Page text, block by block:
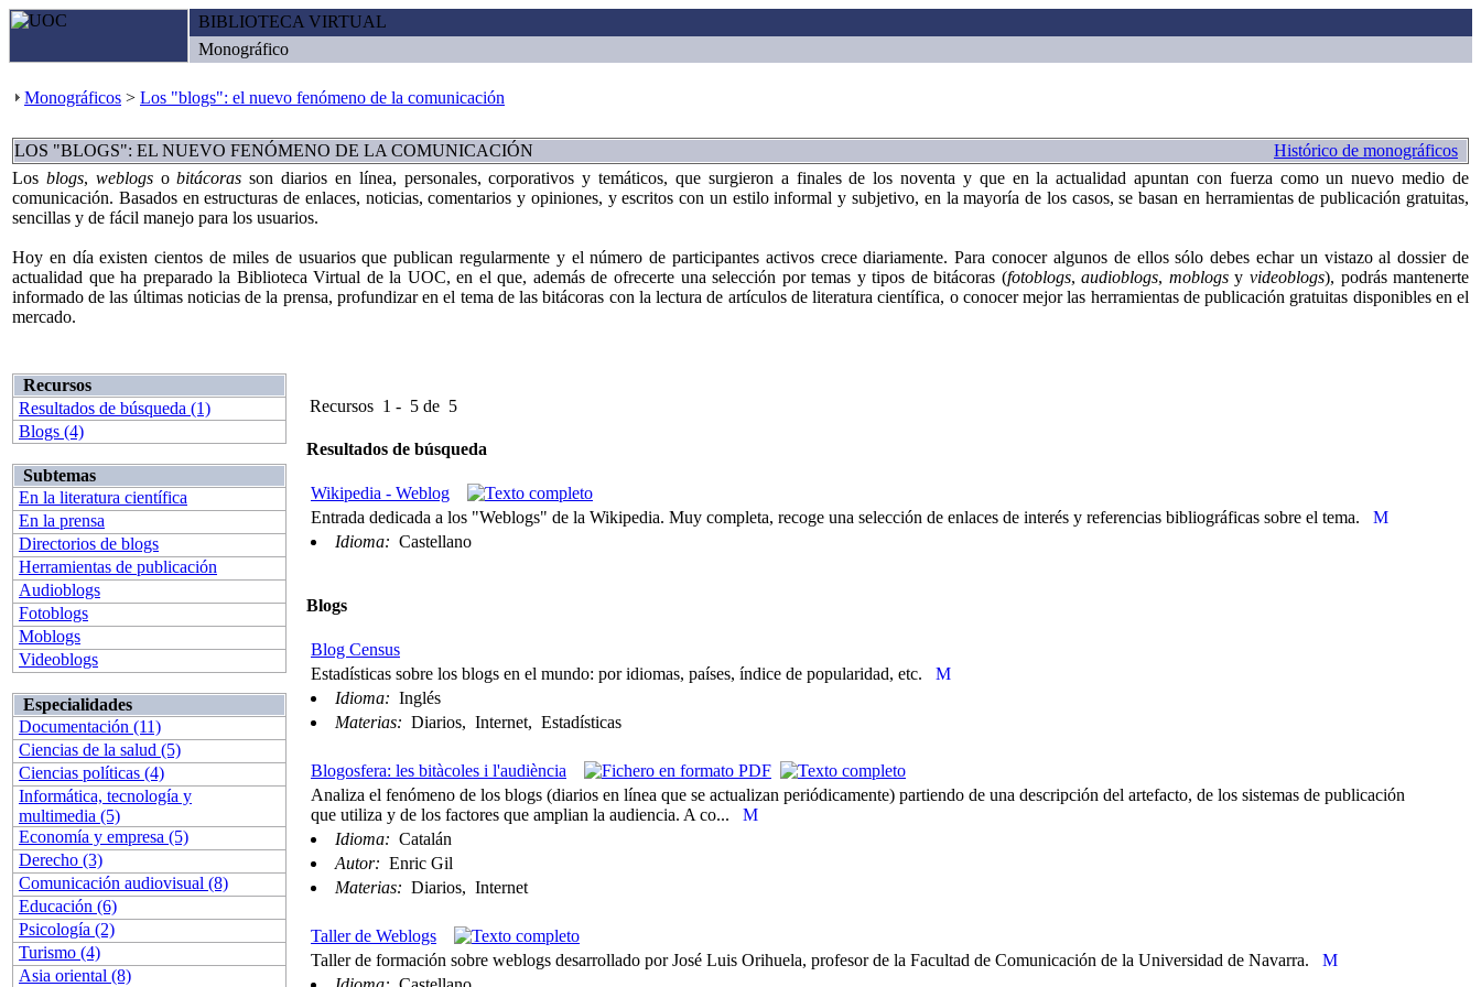
BIBLIOTECA VIRTUAL
Monográfico
Monográficos > Los "blogs": el nuevo fenómeno de la comunicación
LOS "BLOGS": EL NUEVO FENÓMENO DE LA COMUNICACIÓN
Histórico de monográficos
Los blogs, weblogsobitácoras son diarios en línea, personales, corporativos y temáticos, que surgieron a finales de los noventa y que en la actualidad apuntan con fuerza como un nuevo medio de
comunicación. Basados en estructuras de enlaces, noticias, comentarios y opiniones, y escritos con un estilo informal y subjetivo, en la mayoría de los casos, se basan en herramientas de publicación gratuitas,
sencillas y de fácil manejo para los usuarios.
Hoy en día existen cientos de miles de usuarios que publican regularmente y el número de participantes activos crece diariamente. Para conocer algunos de ellos sólo debes echar un vistazo al dossier de
actualidad que ha preparado la Biblioteca Virtual de la UOC, en el que, además de ofrecerte una selección por temas y tipos de bitácoras (fotoblogs,audioblogs, moblogsy videoblogs), podrás mantenerte
informado de las últimas noticias de la prensa, profundizar en el tema de las bitácoras con la lectura de artículos de literatura científica, o conocer mejor las herramientas de publicación gratuitas disponibles en el
mercado.
Recursos
Resultados de búsqueda (1)
Blogs (4)
Subtemas
En la literatura científica
En la prensa
Directorios de blogs
Herramientas de publicación
Audioblogs
Fotoblogs
Moblogs
Videoblogs
Especialidades
Documentación (11)
Ciencias de la salud (5)
Ciencias políticas (4)
Informática, tecnología y
multimedia (5)
Economía y empresa (5)
Derecho (3)
Comunicación audiovisual (8)
Educación (6)
Psicología (2)
Turismo (4)
Asia oriental (8)
Recursos 1 - 5 de 5
Resultados de búsqueda
Wikipedia - Weblog
Entrada dedicada a los "Weblogs" de la Wikipedia. Muy completa, recoge una selección de enlaces de interés y referencias bibliográficas sobre el tema.
Idioma: Castellano
Blogs
Blog Census
Estadísticas sobre los blogs en el mundo: por idiomas, países, índice de popularidad, etc.
Idioma: Inglés
Materias: Diarios, Internet, Estadísticas
Blogosfera: les bitàcoles i l'audiència
Analiza el fenómeno de los blogs (diarios en línea que se actualizan periódicamente) partiendo de una descripción del artefacto, de los sistemas de publicación
que utiliza y de los factores que amplian la audiencia. A co...
Idioma: Catalán
Autor: Enric Gil
Materias: Diarios, Internet
Taller de Weblogs
Taller de formación sobre weblogs desarrollado por José Luis Orihuela, profesor de la Facultad de Comunicación de la Universidad de Navarra.